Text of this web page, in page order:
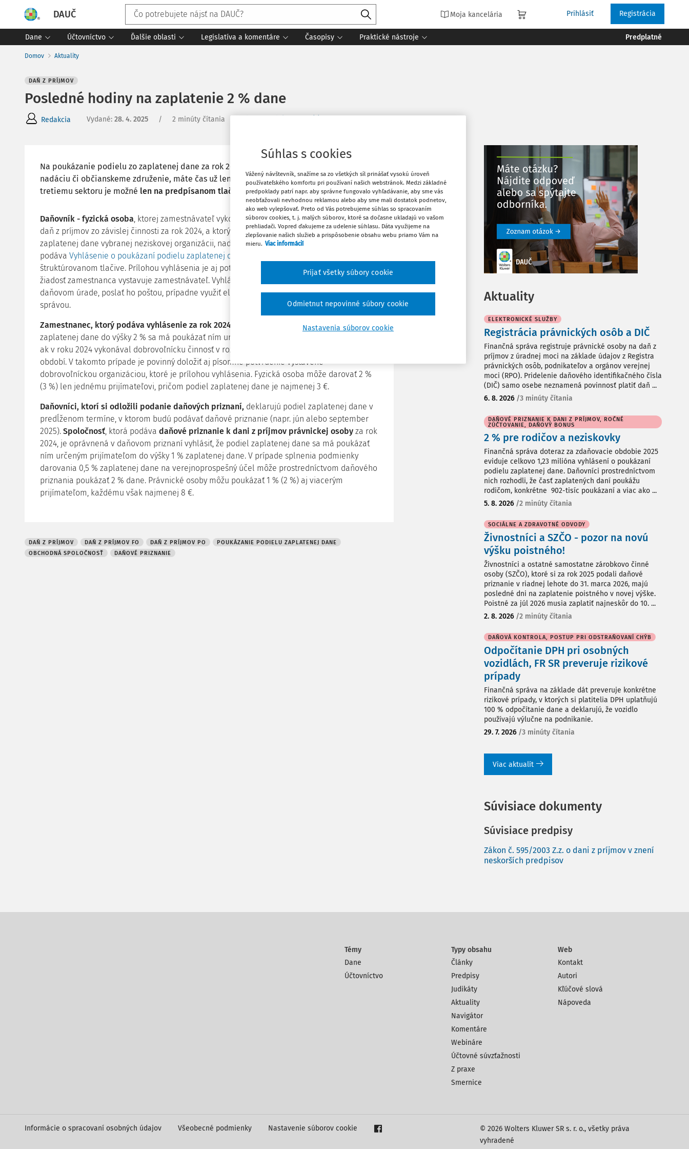
DAUČ Moja kancelária Prihlásiť Registrácia
Dane Účtovníctvo Ďalšie oblasti Legislatíva a komentáre Časopisy Praktické nástroje Predplatné
Domov Aktuality
DAŇ Z PRÍJMOV
Posledné hodiny na zaplatenie 2 % dane
Redakcia Vydané: 28. 4. 2025 / 2 minúty čítania
Na poukázanie podielu zo zaplatenej dane za rok 2024 pre vybraú neziskovú organizáciu,
nadáciu či občianskeme združenie, máte čas už len do konca apríla. Darovať 2 % alebo 3 %
tretiemu sektoru je možné len na predpísanom tlačive v lehote do 30. 4. 2025.
Daňovník - fyzická osoba, ktorej zamestnávateľ vykonal ročné zúčtovanie preddavkov na
daň z príjmov zo závislej činnosti za rok 2024, a ktorý chce poukázať podiel zo svojej
zaplatenej dane vybranej neziskovej organizácii, nadácii či občianskemu združeniu,
podáva Vyhlásenie o poukázaní podielu zaplatenej dane z príjmov fyzickej osoby
štruktúrovanom tlačive. Prílohou vyhlásenia je aj potvrdenie o zaplatení dane, ktoré na
žiadosť zamestnanca vystavuje zamestnávateľ. Vyhlásenie je možné podať na ktoromkoľvek
daňovom úrade, poslať ho poštou, prípadne využiť elektronickú komunikáciu s finančnou
správou.
Zamestnanec, ktorý podáva vyhlásenie za rok 2024
, je oprávnený vyhlásiť, že podiel
zaplatenej dane do výšky 2 % sa má poukázať ním určenej organizácii. Môže poukázať aj 3 %,
ak v roku 2024 vykonával dobrovoľnícku činnosť v rozsahu najmenej 40 hodín v zdaňovacom
období. V takomto prípade je povinný doložiť aj písomné potvrdenie vystavené
dobrovoľníckou organizáciou, ktoré je prílohou vyhlásenia. Fyzická osoba môže darovať 2 %
(3 %) len jednému prijímateľovi, pričom podiel zaplatenej dane je najmenej 3 €.
Daňovníci, ktorí si odložili podanie daňových priznaní, deklarujú podiel zaplatenej dane v
predĺženom termíne, v ktorom budú podávať daňové priznanie (napr. jún alebo september
2025). Spoločnosť, ktorá podáva daňové priznanie k dani z príjmov právnickej osoby za rok
2024, je oprávnená v daňovom priznaní vyhlásiť, že podiel zaplatenej dane sa má poukázať
ním určeným prijímateľom do výšky 1 % zaplatenej dane. V prípade splnenia podmienky
darovania 0,5 % zaplatenej dane na verejnoprospešný účel môže prostredníctvom daňového
priznania poukázať 2 % dane. Právnické osoby môžu poukázať 1 % (2 %) aj viacerým
prijímateľom, každému však najmenej 8 €.
DAŇ Z PRÍJMOV DAŇ Z PRÍJMOV FO DAŇ Z PRÍJMOV PO
POUKÁZANIE PODIELU ZAPLATENEJ DANE
OBCHODNÁ SPOLOČNOSŤ
DAŇOVÉ PRIZNANIE
Stiahnuť
Vytlačiť
Aktuality
ELEKTRONICKÉ SLUŽBY
Registrácia právnických osôb a DIČ
Finančná správa registruje právnické osoby na daň z
príjmov z úradnej moci na základe údajov z Registra
právnických osôb, podnikateľov a orgánov verejnej
moci (RPO). Pridelenie daňového identifikačného čísla
(DIČ) samo osebe neznamená povinnosť platiť daň ...
6. 8. 2026 /3 minúty čítania
DAŇOVÉ PRIZNANIE K DANI Z PRÍJMOV, ROČNÉ
ZÚČTOVANIE, DAŇOVÝ BONUS
2 % pre rodičov a neziskovky
Finančná správa doteraz za zdaňovacie obdobie 2025
eviduje celkovo 1,23 milióna vyhlásení o poukázaní
podielu zaplatenej dane. Daňovníci prostredníctvom
nich rozhodli, že časť zaplatených daní poukážu
rodičom, konkrétne 902-tisíc poukázaní a viac ako ...
5. 8. 2026 /2 minúty čítania
SOCIÁLNE A ZDRAVOTNÉ ODVODY
Živnostníci a SZČO - pozor na novú
výšku poistného!
Živnostníci a ostatné samostatne zárobkovo činné
osoby (SZČO), ktoré si za rok 2025 podali daňové
priznanie v riadnej lehote do 31. marca 2026, majú
posledné dni na zaplatenie poistného v novej výške.
Poistné za júl 2026 musia zaplatiť najneskôr do 10. ...
2. 8. 2026 /2 minúty čítania
DAŇOVÁ KONTROLA, POSTUP PRI ODSTRAŇOVANÍ CHÝB
Odpočítanie DPH pri osobných
vozidlách, FR SR preveruje rizikové
prípady
Finančná správa na základe dát preveruje konkrétne
rizikové prípady, v ktorých si platitelia DPH uplatňujú
100 % odpočítanie dane a deklarujú, že vozidlo
používajú výlučne na podnikanie.
29. 7. 2026 /3 minúty čítania
Viac aktualít
Súvisiace dokumenty
Súvisiace predpisy
Zákon č. 595/2003 Z.z. o dani z príjmov v znení
neskorších predpisov
Témy
Dane
Účtovníctvo
Typy obsahu
Články
Predpisy
Judikáty
Aktuality
Navigátor
Komentáre
Webináre
Účtovné súvzťažnosti
Z praxe
Smernice
Web
Kontakt
Autori
Kľúčové slová
Nápoveda
© 2026 Wolters Kluwer SR s. r. o., všetky práva
vyhradené
Informácie o spracovaní osobných údajov Všeobecné podmienky Nastavenie súborov cookie
Súhlas s cookies
Vážený návštevník, snažíme sa zo všetkých síl prinášať vysokú úroveň
používateľského komfortu pri používaní našich webstránok. Medzi základné
predpoklady patrí napr. aby správne fungovalo vyhľadávanie, aby sme vás
neobťažovali nevhodnou reklamou alebo aby sme mali dostatok podnetov,
ako web vylepšovať. Preto od Vás potrebujeme súhlas so spracovaním
súborov cookies, t. j. malých súborov, ktoré sa dočasne ukladajú vo vašom
prehliadači. Vopred ďakujeme za udelenie súhlasu. Dáta využijeme na
zlepšovanie našich služieb a prispôsobenie obsahu webu priamo Vám na
mieru. Viac informácií
Nastavenia súborov cookie
Odmietnut nepovinné súbory cookie
Prijať všetky súbory cookie